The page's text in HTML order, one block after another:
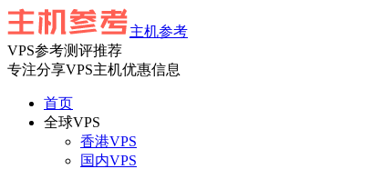
主机参考
VPS参考测评推荐
专注分享VPS主机优惠信息
首页
全球VPS
香港VPS
国内VPS